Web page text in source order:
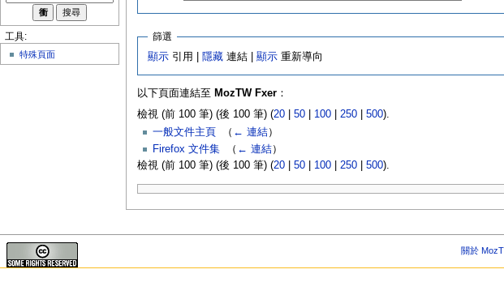
篩選
顯示 引用 | 隱藏 連結 |顯示 重新導向
以下頁面連結至 MozTW Fxer：
檢視 (前 100 筆) (後 100 筆) (20| 50| 100| 250| 500).
一般文件主頁
（ ← 連結）
Firefox 文件集‎ （ ← 連結）
檢視 (前 100 筆) (後 100 筆) (20| 50| 100| 250| 500).
工具:
特殊頁面
關於